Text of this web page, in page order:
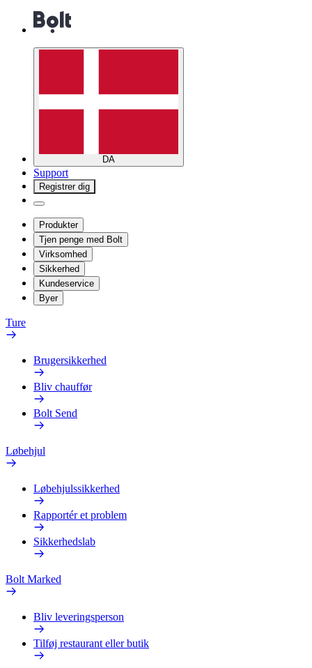
DA
Support
Registrer dig
Produkter
Tjen penge med Bolt
Virksomhed
Sikkerhed
Kundeservice
Byer
Ture
Brugersikkerhed
Bliv chauffør
Bolt Send
Løbehjul
Løbehjulssikkerhed
Rapportér et problem
Sikkerhedslab
Bolt Marked
Bliv leveringsperson
Tilføj restaurant eller butik